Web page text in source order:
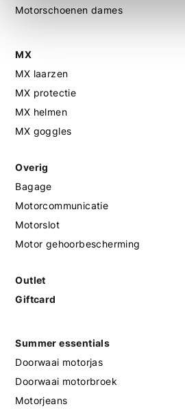
Motorschoenen dames
MX
MX laarzen
MX protectie
MX helmen
MX goggles
Overig
Bagage
Motorcommunicatie
Motorslot
Motor gehoorbescherming
Outlet
Giftcard
Summer essentials
Doorwaai motorjas
Doorwaai motorbroek
Motorjeans